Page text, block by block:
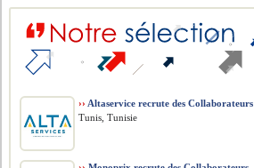
›› Altaservice recrute des Collaborateurs
Tunis, Tunisie